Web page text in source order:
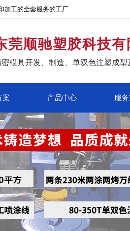
加工的全套服务的工厂
莞顺驰塑胶科技
密模具开发、制造、单双色注塑成
案 产品中心 服